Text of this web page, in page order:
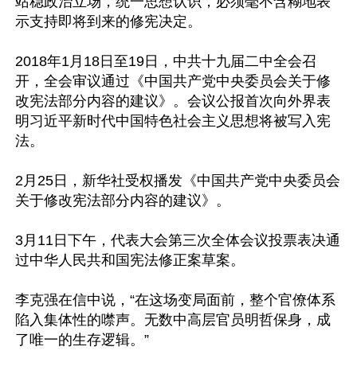
示支持即将到来的修宪决定。
2018年1月18日至19日，中共十九届二中全会召
开，全会审议通过《中国共产党中央委员会关于修
改宪法部分内容的建议》。会议公报首次向外界表
明习近平新时代中国特色社会主义思想将被写入宪
法。
2月25日，新华社受权播发《中国共产党中央委员会
关于修改宪法部分内容的建议》。
3月11日下午，代表大会第三次全体会议投票表决通
过中华人民共和国宪法修正案草案。
李克强在信中说，“在这场变局面前，整个官僚体系
陷入集体性的噤声。无数中高层官员明哲保身，成
了唯一的生存逻辑。”